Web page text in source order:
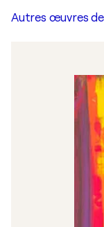
Autres œuvres de